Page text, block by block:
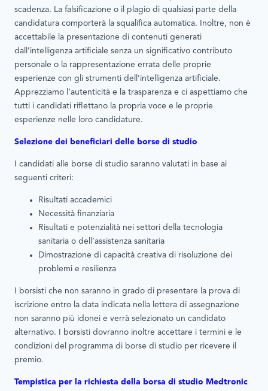
scadenza. La falsificazione o il plagio di qualsiasi parte della
candidatura comporterà la squalifica automatica. Inoltre, non è
accettabile la presentazione di contenuti generati
dall’intelligenza artificiale senza un significativo contributo
personale o la rappresentazione errata delle proprie
esperienze con gli strumenti dell’intelligenza artificiale.
Apprezziamo l’autenticità e la trasparenza e ci aspettiamo che
tutti i candidati riflettano la propria voce e le proprie
esperienze nelle loro candidature.
Selezione dei beneficiari delle borse di studio
I candidati alle borse di studio saranno valutati in base ai
seguenti criteri:
Risultati accademici
Necessità finanziaria
Risultati e potenzialità nei settori della tecnologia
sanitaria o dell’assistenza sanitaria
Dimostrazione di capacità creativa di risoluzione dei
problemi e resilienza
I borsisti che non saranno in grado di presentare la prova di
iscrizione entro la data indicata nella lettera di assegnazione
non saranno più idonei e verrà selezionato un candidato
alternativo. I borsisti dovranno inoltre accettare i termini e le
condizioni del programma di borse di studio per ricevere il
premio.
Tempistica per la richiesta della borsa di studio Medtronic